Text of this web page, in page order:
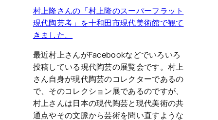
村上隆さんの「村上隆のスーパーフラット
現代陶芸考」を十和田市現代美術館で観て
きました。
最近村上さんがFacebookなどでいろいろ
投稿している現代陶芸の展覧会です。村上
さん自身が現代陶芸のコレクターであるの
で、そのコレクション展であるのですが、
村上さんは日本の現代陶芸と現代美術の共
通点やその文脈から芸術を問い直すような